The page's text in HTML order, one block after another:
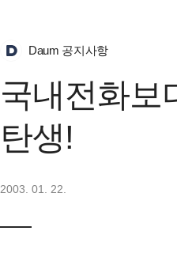
Daum 공지사항
국내전화보
탄생!
2003. 01. 22.